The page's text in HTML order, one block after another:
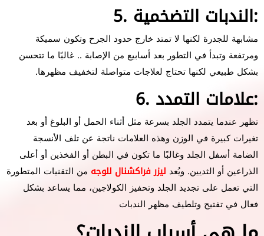
5. الندبات التضخمية:
مشابهة للجدرة لكنها لا تمتد خارج حدود الجرح وتكون سميكة
ومرتفعة وتبدأ في التطور بعد أسابيع من الإصابة .. غالبًا ما تتحسن
بشكل طبيعي لكنها تحتاج لعلاجات متواصلة لتخفيف مظهرها.
6. علامات التمدد:
تظهر عندما يتمدد الجلد بسرعة مثل أثناء الحمل أو البلوغ أو بعد
تغيرات كبيرة في الوزن وهذه العلامات ناتجة عن تلف الأنسجة
الضامة أسفل الجلد وغالبًا ما تكون في البطن أو الفخذين أو أعلى
الذراعين أو الثديين. ويُعد ليزر فراكشنال للوجه من التقنيات المتطورة
التي تعمل على تجديد الجلد وتحفيز الكولاجين، مما يساعد بشكل
فعال في تفتيح وتلطيف مظهر الندبات